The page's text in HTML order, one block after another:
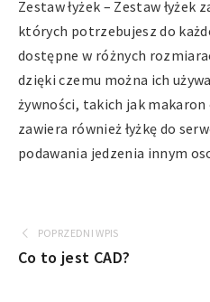
Zestaw łyżek – Zestaw łyżek
których potrzebujesz do
dostępne w różnych
dzięki czemu można ich
żywności, takich jak makaron
zawiera również łyżkę do
podawania jedzenia innym
POPRZEDNI WPIS
Co to jest CAD?